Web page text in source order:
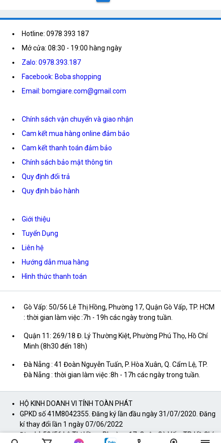
Hotline: 0978 393 187
Mở cửa: 08:30 - 19:00 hàng ngày
Zalo: 0978.393.187
Facebook: Boba shopping
Email: bomgiare.com@gmail.com
Chính sách vận chuyển và giao nhận
Cam kết mua hàng online đảm bảo
Cam kết thanh toán đảm bảo
Chính sách bảo mật thông tin
Quy định đổi trả
Quy định bảo hành
Giới thiệu
Tuyển Dụng
Liên hệ
Hướng dẫn mua hàng
Hình thức thanh toán
Gò Vấp: 50/56 Lê Thị Hồng, Phường 17, Quận Gò Vấp, TP. HCM
: thời gian làm việc :7h - 19h các ngày trong tuần.
Quận 11: 269/18 Đ. Lý Thường Kiệt, Phường Phú Thọ, Hồ Chí
Minh (8h30 đến 18h)
Đà Nẵng : 41 Đoàn Nguyễn Tuấn, P. Hòa Xuân, Q. Cẩm Lệ, TP.
Đà Nẵng : thời gian làm việc :8h - 17h các ngày trong tuần.
HỘ KINH DOANH VI TÍNH TOÀN PHÁT
GPKD số 41M8042355. Đăng ký lần đầu ngày 31/07/2020. Đăng
kí thay đổi lần 1 ngày 07/06/2022
Địa chỉ: 50/56 Lê Thị Hồng, Phường 17, Quận Gò Vấp, TP. Hồ Chí